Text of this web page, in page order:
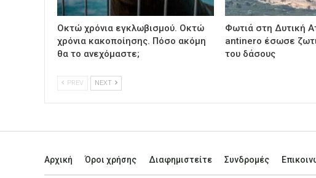
Οκτώ χρόνια εγκλωβισμού. Οκτώ
χρόνια κακοποίησης. Πόσο ακόμη
θα το ανεχόμαστε;
Φωτιά στη Δυτική
antinero έσωσε
του δάσους
PREV NEXT
Αρχική Όροι χρήσης Διαφημιστείτε Συνδρομές